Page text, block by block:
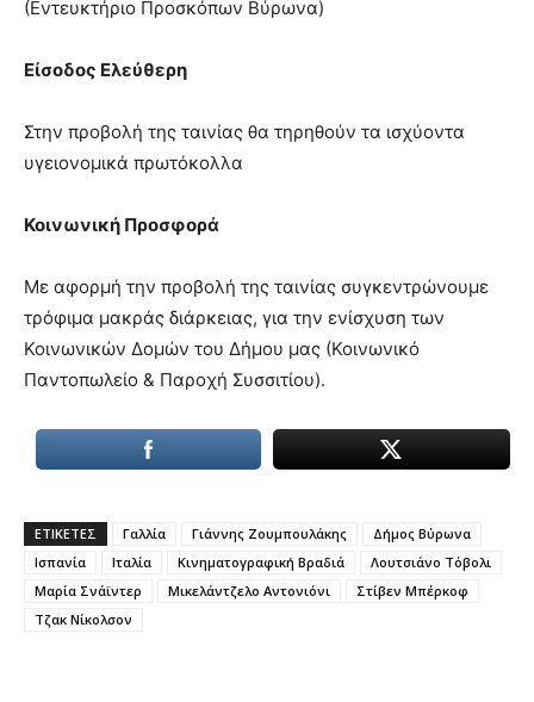
(Εντευκτήριο Προσκόπων Βύρωνα)
Είσοδος Ελεύθερη
Στην προβολή της ταινίας θα τηρηθούν τα ισχύοντα
υγειονομικά πρωτόκολλα
Κοινωνική Προσφορά
Με αφορμή την προβολή της ταινίας συγκεντρώνουμε
τρόφιμα μακράς διάρκειας, για την ενίσχυση των
Κοινωνικών Δομών του Δήμου μας (Κοινωνικό
Παντοπωλείο & Παροχή Συσσιτίου).
ΕΤΙΚΕΤΕΣ Γαλλία Γιάννης Ζουμπουλάκης
Δήμος Βύρωνα
Ισπανία
Ιταλία Κινηματογραφική Βραδιά
Λουτσιάνο Τόβολι
Μαρία Σνάϊντερ
Μικελάντζελο Αντονιόνι
Στίβεν Μπέρκοφ
Τζακ Νίκολσον